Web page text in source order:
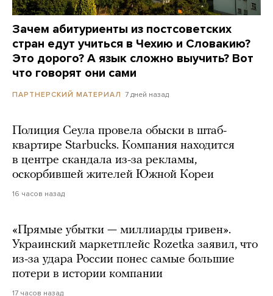
Зачем абитуриенты из постсоветских
стран едут учиться в Чехию и Словакию?
Это дорого? А язык сложно выучить? Вот
что говорят они сами
ПАРТНЕРСКИЙ МАТЕРИАЛ 7 дней назад
Полиция Сеула провела обыски в штаб-
квартире Starbucks. Компания находится
в центре скандала из-за рекламы,
оскорбившей жителей Южной Кореи
16 часов назад
«Прямые убытки — миллиарды гривен».
Украинский маркетплейс Rozetka заявил, что
из-за удара России понес самые большие
потери в истории компании
17 часов назад